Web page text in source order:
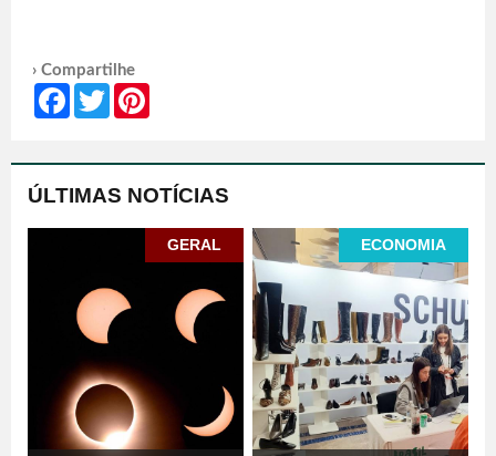
› Compartilhe
FacebookTwitter
ÚLTIMAS NOTÍCIAS
GERAL ECONOMIA